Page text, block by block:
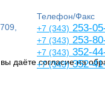
Телефон/Факс
+7 (343) 253-
+7 (343) 253-
+7 (343) 352-
+7 (343)352-
даёте согласие на